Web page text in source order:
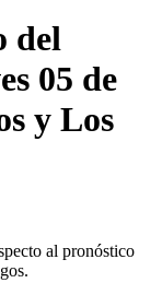
del
05 de
y Los
al pronóstico